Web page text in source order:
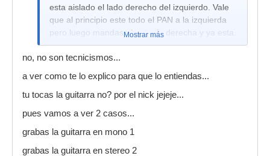
esta aislado el lado derecho del izquierdo. Vale
que al principio este todo el PAN a la izquierda
pero luego mandas el pot a la derecha y ya esta.
Pero bueno, son tecnicismo a los que nada mas
hay que acostumbrarse.
Mostrar más
no, no son tecnicismos...
a ver como te lo explico para que lo entiendas...
tu tocas la guitarra no? por el nick jejeje...
pues vamos a ver 2 casos...
grabas la guitarra en mono 1
grabas la guitarra en stereo 2